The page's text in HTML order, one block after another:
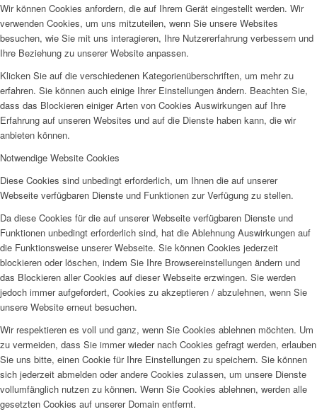
Wir können Cookies anfordern, die auf Ihrem Gerät eingestellt werden. Wir
verwenden Cookies, um uns mitzuteilen, wenn Sie unsere Websites
besuchen, wie Sie mit uns interagieren, Ihre Nutzererfahrung verbessern und
Ihre Beziehung zu unserer Website anpassen.
Klicken Sie auf die verschiedenen Kategorienüberschriften, um mehr zu
erfahren. Sie können auch einige Ihrer Einstellungen ändern. Beachten Sie,
dass das Blockieren einiger Arten von Cookies Auswirkungen auf Ihre
Erfahrung auf unseren Websites und auf die Dienste haben kann, die wir
anbieten können.
Notwendige Website Cookies
Diese Cookies sind unbedingt erforderlich, um Ihnen die auf unserer
Webseite verfügbaren Dienste und Funktionen zur Verfügung zu stellen.
Da diese Cookies für die auf unserer Webseite verfügbaren Dienste und
Funktionen unbedingt erforderlich sind, hat die Ablehnung Auswirkungen auf
die Funktionsweise unserer Webseite. Sie können Cookies jederzeit
blockieren oder löschen, indem Sie Ihre Browsereinstellungen ändern und
das Blockieren aller Cookies auf dieser Webseite erzwingen. Sie werden
jedoch immer aufgefordert, Cookies zu akzeptieren / abzulehnen, wenn Sie
unsere Website erneut besuchen.
Wir respektieren es voll und ganz, wenn Sie Cookies ablehnen möchten. Um
zu vermeiden, dass Sie immer wieder nach Cookies gefragt werden, erlauben
Sie uns bitte, einen Cookie für Ihre Einstellungen zu speichern. Sie können
sich jederzeit abmelden oder andere Cookies zulassen, um unsere Dienste
vollumfänglich nutzen zu können. Wenn Sie Cookies ablehnen, werden alle
gesetzten Cookies auf unserer Domain entfernt.